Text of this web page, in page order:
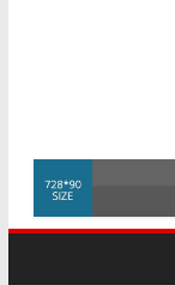
الصحي إلى
لجنة “الحق
الانتهاكات
وانتهاء أعمال
يعلن
زهران.. ويؤكد:
العادلة